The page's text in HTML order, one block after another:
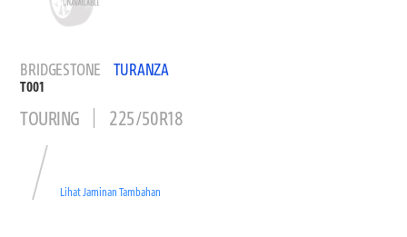
BRIDGESTONE TURANZA
T001
TOURING 225/50R18
Lihat Jaminan Tambahan